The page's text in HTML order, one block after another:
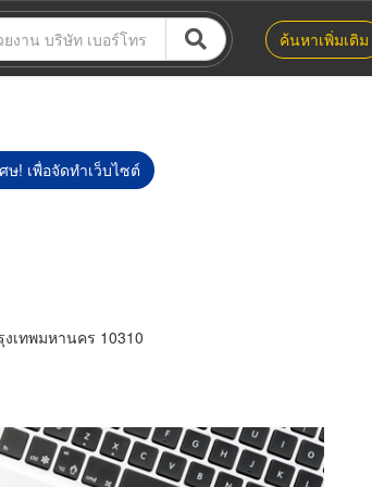
ค้นหาเพิ่มเติม
! เพื่อจัดทำเว็บไซต์
เทพมหานคร 10310